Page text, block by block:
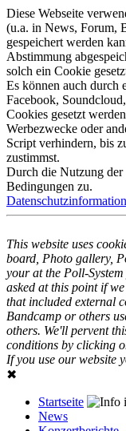
Diese Webseite
(u.a. in News, Forum,
gespeichert werden
Abstimmung
solch ein Cookie
Es können auch durch
Facebook,
Cookies gesetzt
Werbezwecke oder
Script verhindern, bis
zustimmst.
Durch die Nutzung der
Bedingungen zu.
This website uses
board, Photo gallery,
your at the Poll-
asked at this point if
that included external
Bandcamp or others
others. We'll pervent
conditions by clicking
If you use our website
✖
Startseite
News